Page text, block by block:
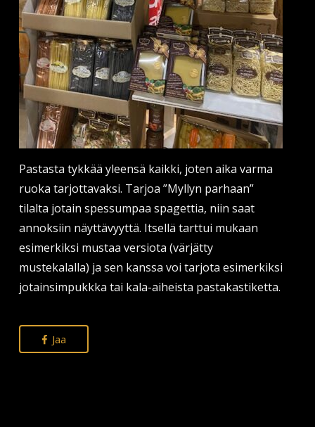
Pastasta tykkää yleensä kaikki, joten aika varma
ruoka tarjottavaksi. Tarjoa ”Myllyn parhaan”
tilalta jotain spessumpaa spagettia, niin saat
annoksiin näyttävyyttä. Itsellä tarttui mukaan
esimerkiksi mustaa versiota (värjätty
mustekalalla) ja sen kanssa voi tarjota esimerkiksi
jotainsimpukkka tai kala-aiheista pastakastiketta.
Jaa